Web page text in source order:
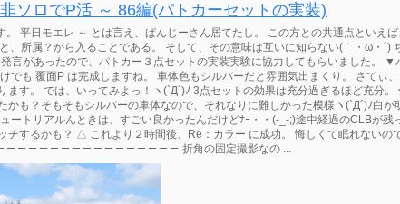
ソロでP活 ～ 86編(パトカーセットの実装)
。 平日モエレ ～ とは言え、ぱんじーさん居てたし。 この方との共通点といえ
、所属？から入ることである。 そして、その意味は互いに知らない(｀・ω・´)
言があったので、パトカー３点セットの実装実験に協力してもらいました。 ▼
でも 覆面P は完成しますね。 車体色もシルバーだと雰囲気出まくり。 さてぃ
ます。 では、いってみよっ！ヽ(`Д´)ﾉ 3点セットの効果は充分過ぎるほど充分。
かも？そもそもシルバーの車体なので、それなりに難しかった模様ヽ(`Д´)ﾉ白が
ートリアルんときは、すごい良かったんだけどﾅｰ・・(-_-;)途中経過のCLBが残
チするかも？ △ これより２時間後、Re：カラー に成功。 悔しくて眠れないの
－－－－－－－－－－－－－－－－ 折角の固定撮影なの ...